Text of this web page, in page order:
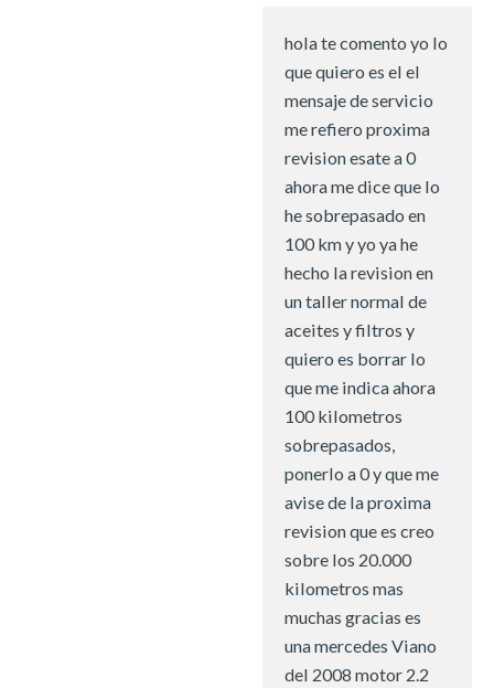
hola te comento yo lo
que quiero es el el
mensaje de servicio
me refiero proxima
revision esate a 0
ahora me dice que lo
he sobrepasado en
100 km y yo ya he
hecho la revision en
un taller normal de
aceites y filtros y
quiero es borrar lo
que me indica ahora
100 kilometros
sobrepasados,
ponerlo a 0 y que me
avise de la proxima
revision que es creo
sobre los 20.000
kilometros mas
muchas gracias es
una mercedes Viano
del 2008 motor 2.2